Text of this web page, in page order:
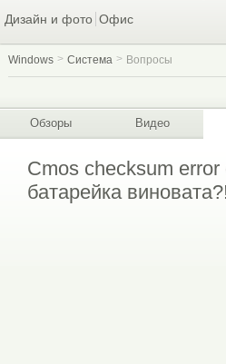
Дизайн и фото Офис
Windows Система Вопросы
Обзоры Видео
Сmos checksum error
батарейка виновата?!